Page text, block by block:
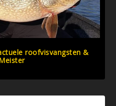
roofvisvangsten &